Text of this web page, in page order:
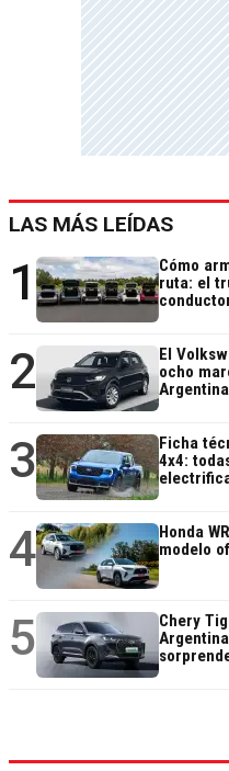
LAS MÁS LEÍDAS
1
Cómo
ruta: el
2
El
ocho
3
Ficha
4x4:
4
Honda
modelo
5
Chery